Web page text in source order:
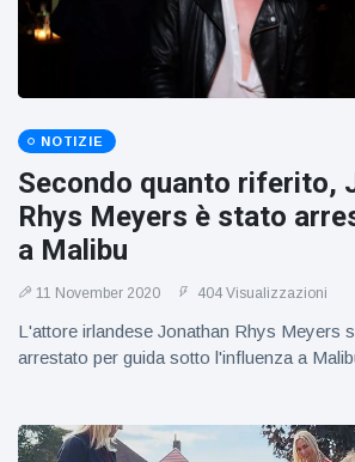
NOTIZIE
Secondo quanto riferito,
Rhys Meyers è stato
a Malibu
11 November 2020 404 Visualizzazioni
L'attore irlandese Jonathan Rhys Meyers
arrestato per guida sotto l'influenza a